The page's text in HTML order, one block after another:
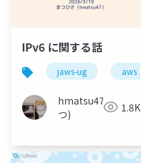
IPv6 に関する話
jaws-ug aws
hmatsu47(ま
つ)
1.8K